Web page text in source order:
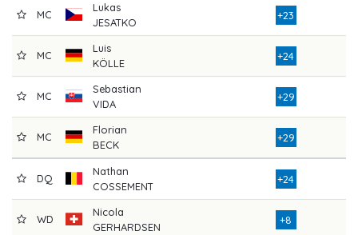
MC
Lukas
JESATKO
+23
MC
Luis
KÖLLE
+24
MC
Sebastian
VIDA
+29
MC
Florian
BECK
+29
DQ
Nathan
COSSEMENT
+24
WD
Nicola
GERHARDSEN
+8